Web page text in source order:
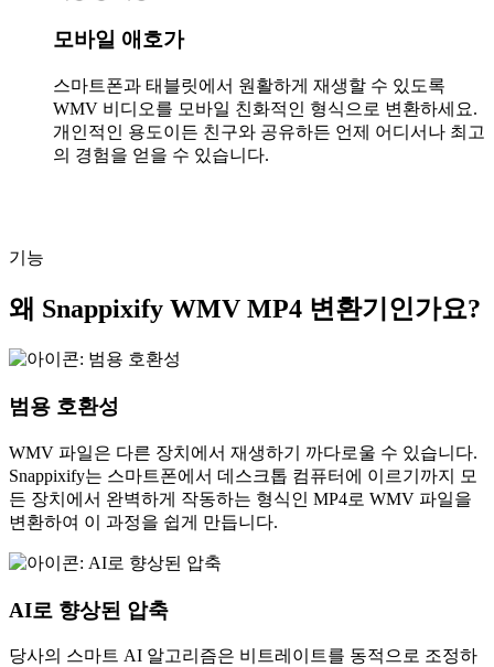
모바일 애호가
스마트폰과 태블릿에서 원활하게 재생할 수 있도록
WMV 비디오를 모바일 친화적인 형식으로 변환하세요.
개인적인 용도이든 친구와 공유하든 언제 어디서나 최고
의 경험을 얻을 수 있습니다.
기능
왜 Snappixify WMV MP4 변환기인가요?
범용 호환성
WMV 파일은 다른 장치에서 재생하기 까다로울 수 있습니다.
Snappixify는 스마트폰에서 데스크톱 컴퓨터에 이르기까지 모
든 장치에서 완벽하게 작동하는 형식인 MP4로 WMV 파일을
변환하여 이 과정을 쉽게 만듭니다.
AI로 향상된 압축
당사의 스마트 AI 알고리즘은 비트레이트를 동적으로 조정하